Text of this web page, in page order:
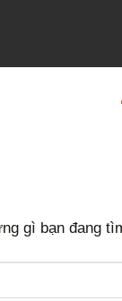
gì bạn đang